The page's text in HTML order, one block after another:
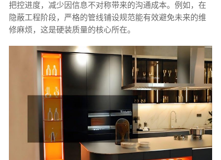
把控进度，减少因信息不对称带来的沟通成本。例如，在
隐蔽工程阶段，严格的管线铺设规范能有效避免未来的维
修麻烦，这是硬装质量的核心所在。